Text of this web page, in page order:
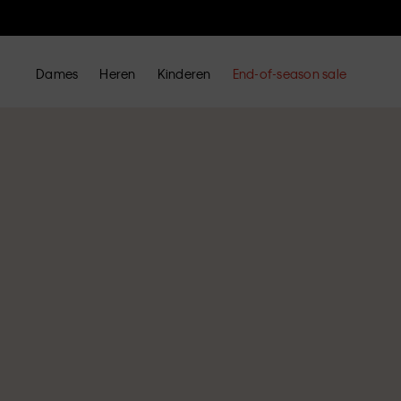
Dames Heren Kinderen End-of-season sale